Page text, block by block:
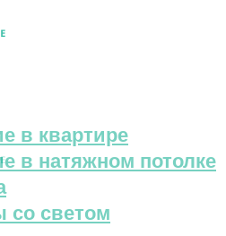
в квартире
в натяжном потолке
светом